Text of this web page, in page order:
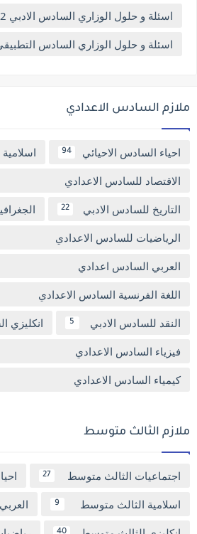
اسئلة و حلول الوزاري السادس الادبي 2022 الدور الاول
اسئلة و حلول الوزاري السادس التطبيقي 2022 الدور
ملازم السادس الاعدادي
احياء السادس الاحيائي 94
الاقتصاد للسادس الاعدادي
التاريخ للسادس الادبي 22
الرياضيات للسادس الاعدادي
العربي السادس اعدادي
اللغة الفرنسية السادس الاعدادي
النقد للسادس الادبي 5 انكليزي
فيزياء السادس الاعدادي
كيمياء السادس الاعدادي
ملازم الثالث متوسط
اجتماعيات الثالث متوسط 27
اسلامية الثالث متوسط 9